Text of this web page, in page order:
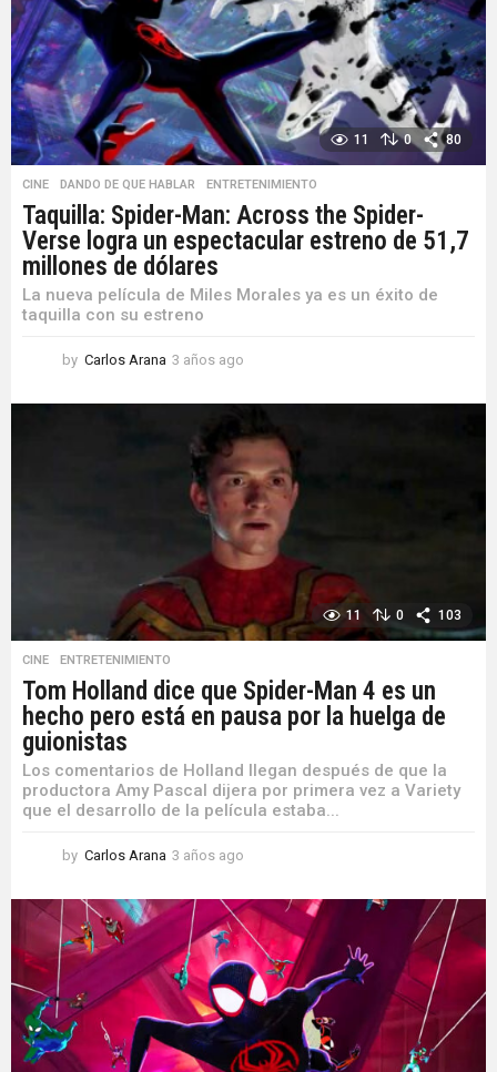
g
o
11 0 80
CINE ,DANDO DE QUE HABLAR ,ENTRETENIMIENTO
Taquilla: Spider-Man: Across the Spider-
Verse logra un espectacular estreno de 51,7
millones de dólares
La nueva película de Miles Morales ya es un éxito de
taquilla con su estreno
by Carlos Arana 3 años ago
ñ
s
a
g
o
11 0 103
CINE ,ENTRETENIMIENTO
Tom Holland dice que Spider-Man 4 es un
hecho pero está en pausa por la huelga de
guionistas
Los comentarios de Holland llegan después de que la
productora Amy Pascal dijera por primera vez a Variety
que el desarrollo de la película estaba...
by Carlos Arana 3 años ago
ñ
o
s
a
g
o